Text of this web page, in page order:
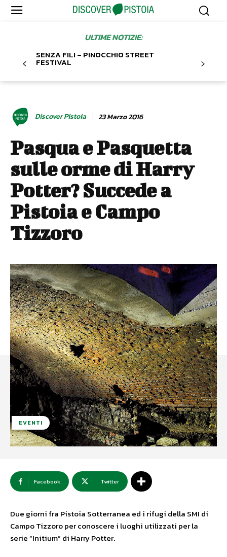
ULTIME NOTIZIE:
SENZA FILI – PINOCCHIO STREET
FESTIVAL
Discover Pistoia 23 Marzo 2016
Pasqua e Pasquetta
sulle orme di Harry
Potter? Succede a
Pistoia e Campo
Tizzoro
EVENTI
Facebook Twitter
Due giorni fra Pistoia Sotterranea ed i rifugi della SMI di
Campo Tizzoro per conoscere i luoghi utilizzati per la
serie “Initium” di Harry Potter.